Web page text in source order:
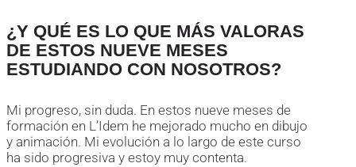
¿Y QUÉ ES LO QUE MÁS VALORAS
DE ESTOS NUEVE MESES
ESTUDIANDO CON NOSOTROS?
Mi progreso, sin duda. En estos nueve meses de
formación en L’Idem he mejorado mucho en dibujo
y animación. Mi evolución a lo largo de este curso
ha sido progresiva y estoy muy contenta.